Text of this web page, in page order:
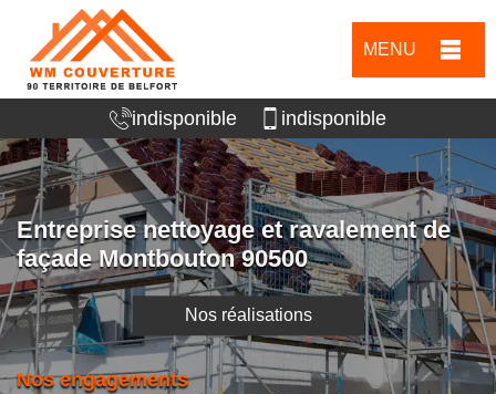
MENU
indisponible indisponible
Entreprise nettoyage et ravalement de
façade Montbouton 90500
Nos réalisations
Nos engagements